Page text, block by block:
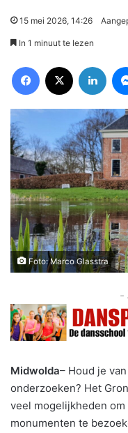
15 mei 2026, 14:26
In 1 minuut te lezen
Foto: Marco Glasstra
-
Midwolda– Houd je
onderzoeken? Het
veel mogelijkheden
monumenten te